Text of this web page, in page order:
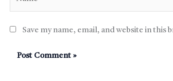
Save my name, email, and website in